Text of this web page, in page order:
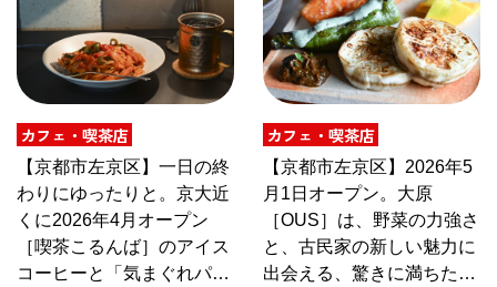
カフェ・喫茶店
【京都市左京区】一日の終
わりにゆったりと。京大近
くに2026年4月オープン
［喫茶こるんば］のアイス
コーヒーと「気まぐれパス
カフェ・喫茶店
【京都市左京区】2026年5
月1日オープン。大原
［OUS］は、野菜の力強さ
と、古民家の新しい魅力に
出会える、驚きに満ちたカ